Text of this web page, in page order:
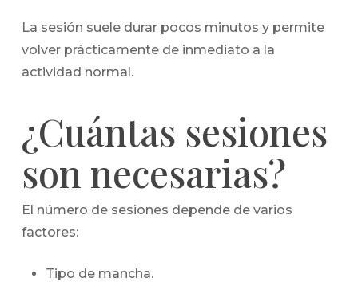
La sesión suele durar pocos minutos y permite
volver prácticamente de inmediato a la
actividad normal.
¿Cuántas sesiones
son necesarias?
El número de sesiones depende de varios
factores:
Tipo de mancha.